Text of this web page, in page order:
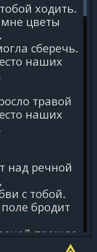
ходить.
цветы
сберечь.
наших
травой
наших
над речной
с тобой.
бродит
прошла.